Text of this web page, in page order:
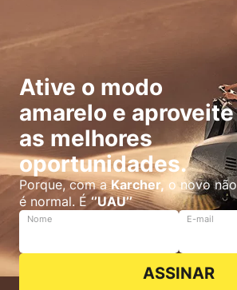
Ative o modo
amarelo e aproveite
as melhores
oportunidades.
Porque, com aKarcher, o novo não
é normal. É‘’UAU’’
Nome E-mail
ASSINAR